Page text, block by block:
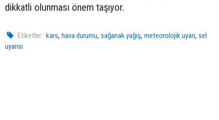
dikkatli olunması önem taşıyor.
Etiketler : kars,hava durumu,sağanak yağış,meteorolojik uyarı,sel
uyarısı